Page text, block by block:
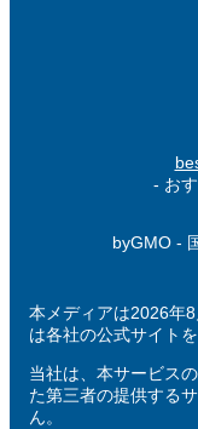
- お
byGMO -
本メディアは2026年
は各社の公式サイト
当社は、本サービス
た第三者の提供する
ん。